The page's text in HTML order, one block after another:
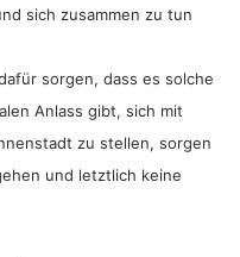
sich zusammen zu tun
sorgen, dass es solche
Anlass gibt, sich mit
zu stellen, sorgen
und letztlich keine